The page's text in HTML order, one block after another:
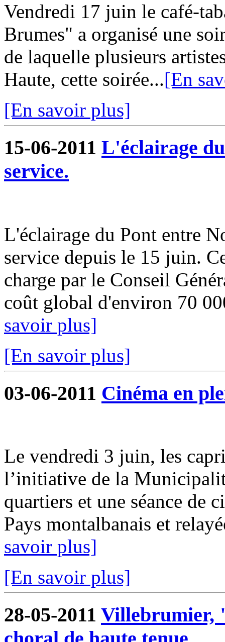
Vendredi 17 juin le café-
Brumes" a organisé une
de laquelle plusieurs
Haute, cette soirée...[En
[En savoir plus]
15-06-2011 L'éclairage
service.
L'éclairage du Pont entre
service depuis le 15 juin.
charge par le Conseil
coût global d'environ 70
savoir plus]
[En savoir plus]
03-06-2011 Cinéma en
Le vendredi 3 juin, les
l’initiative de la
quartiers et une séance de
Pays montalbanais et
savoir plus]
[En savoir plus]
28-05-2011 Villebrumier,